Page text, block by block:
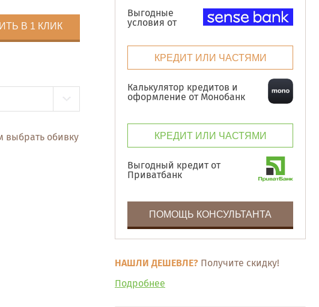
В 1 КЛИК
выбрать обивку
Выгодные
условия от
КРЕДИТ ИЛИ ЧАСТЯМИ
Калькулятор кредитов и
оформление от Монобанк
КРЕДИТ ИЛИ ЧАСТЯМИ
Выгодный кредит от
Приватбанк
ПОМОЩЬ КОНСУЛЬТАНТА
НАШЛИ ДЕШЕВЛЕ? Получите скидку!
Подробнее